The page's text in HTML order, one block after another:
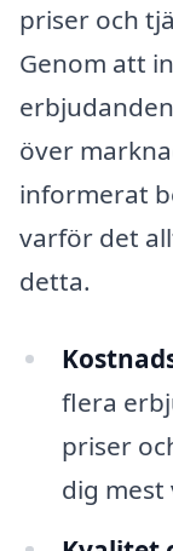
priser och
Genom att
över
informerat
varför det
detta.
flera
priser
dig